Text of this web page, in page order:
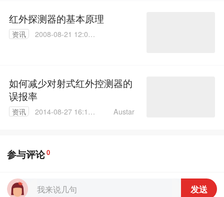
红外探测器的基本原理
资讯
2008-08-21 12:05:
如何减少对射式红外控测器的
误报率
资讯
2014-08-27 16:17:
Austar
参与评论0
发送